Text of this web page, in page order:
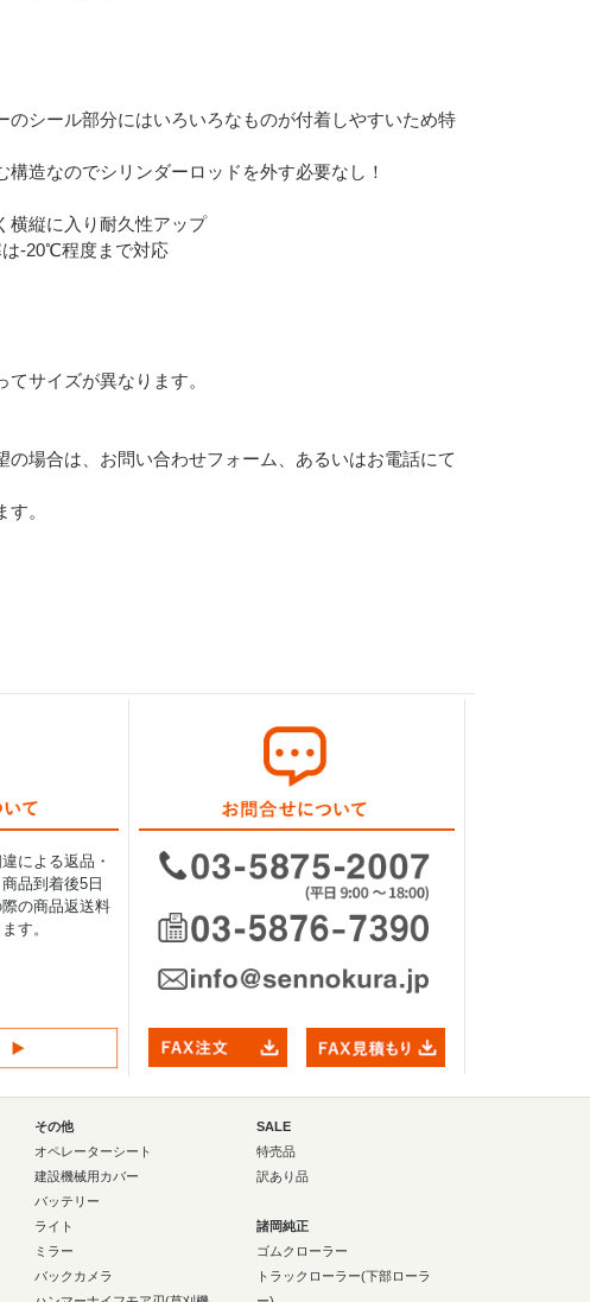
のシール部分にはいろいろなものが付着しやすいため特
構造なのでシリンダーロッドを外す必要なし！
横縦に入り耐久性アップ
-20℃程度まで対応
サイズが異なります。
の場合は、お問い合わせフォーム、あるいはお電話にて
。
による返品・
品到着後5日
の商品返送料
す。
その他
オペレーターシート
建設機械用カバー
バッテリー
ライト
ミラー
バックカメラ
SALE
特売品
訳あり品
諸岡純正
ゴムクローラー
トラックローラー(下部ローラ